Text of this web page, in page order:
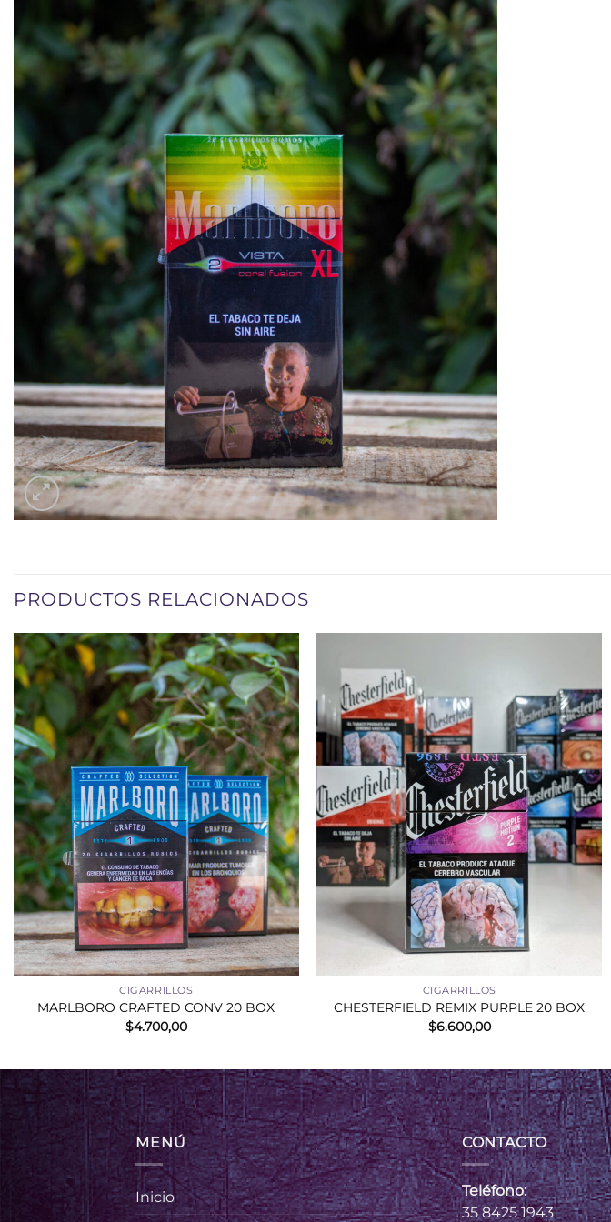
PRODUCTOS RELACIONADOS
+
CIGARRILLOS
MARLBORO CRAFTED CONV 20 BOX
$4.700,00
CIGARRILLOS
CHESTERFIELD REMIX PURPLE 20 BOX
$6.600,00
MENÚ
Inicio
CONTACTO
Teléfono:
35 8425 1943